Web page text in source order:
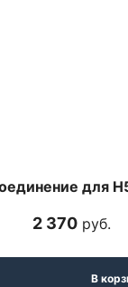
для
2 370руб.
В